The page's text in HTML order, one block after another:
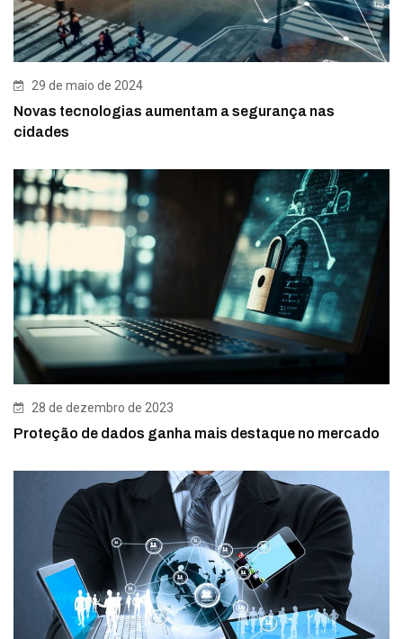
29 de maio de 2024
Novas tecnologias aumentam a segurança nas
cidades
28 de dezembro de 2023
Proteção de dados ganha mais destaque no mercado